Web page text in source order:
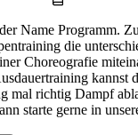
Name Programm.
die
Choreografie
kannst
mal richtig Dampf
starte gerne in